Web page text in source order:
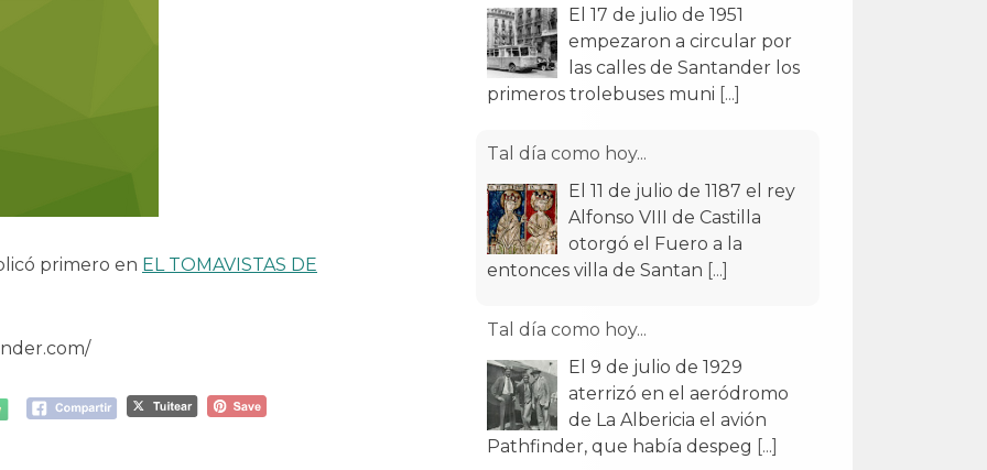
primero en EL TOMAVISTAS DE
El 17 de julio de 1951
empezaron a circular por
las calles de Santander los
primeros trolebuses muni [...]
Tal día como hoy...
El 11 de julio de 1187 el rey
Alfonso VIII de Castilla
otorgó el Fuero a la
entonces villa de Santan [...]
Tal día como hoy...
El 9 de julio de 1929
aterrizó en el aeródromo
de La Albericia el avión
Pathfinder, que había despeg
[...]